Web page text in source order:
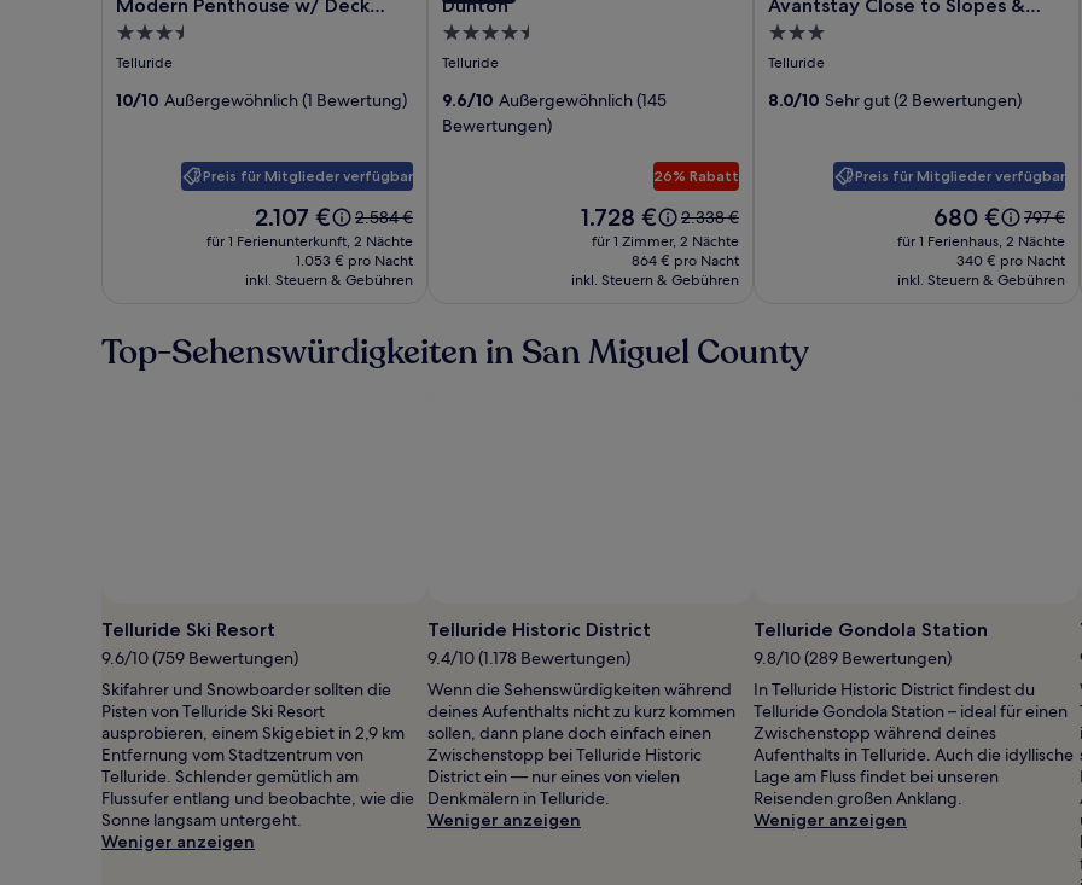
New
San
303
Avantstay
Modern
Street
Modern Penthouse w/ Deck
Overlooking Main Street
3.5-
Sterne-
Telluride
10/10 Außergewöhnlich (1 Bewertung)
Preis für Mitglieder verfügbar
Der
Preis
beträgt
2.107 €.
2.107 €
Der
alte
Preis
war
weitere
Informationen
2.584 €
für 1 Ferienunterkunft, 2 Nächte
1.053 € pro Nacht
inkl. Steuern & Gebühren
Relais
&
Lumière
by
Dunton
4.5-
Sterne-
Telluride
9.6/10 Außergewöhnlich (145
Bewertungen)
26% Rabatt
Der
Preis
beträgt
1.728 €.
1.728 €
Der
alte
Preis
war
weitere
Informationen
2.338 €
für 1 Zimmer, 2 Nächte
864 € pro Nacht
inkl. Steuern & Gebühren
Telluride
Lodge
by
Avantstay Close to Slopes &
Town!
3.0-
Sterne-
Telluride
8.0/10 Sehr gut (2 Bewertungen)
Preis für Mitglieder verfügbar
Der
Preis
beträgt
680 €.
680 €
Der
alte
Preis
war
797 €
für 1 Ferienhaus, 2 Nächte
340 € pro Nacht
inkl. Steuern & Gebühren
Top-Sehenswürdigkeiten in San Miguel County
Foto
von
Ben
Eng/Telluride
Ski
Resort
Telluride Ski Resort
9.6/10 (759 Bewertungen)
Skifahrer und Snowboarder sollten die
Pisten von Telluride Ski Resort
ausprobieren, einem Skigebiet in 2,9 km
Entfernung vom Stadtzentrum von
Telluride. Schlender gemütlich am
Flussufer entlang und beobachte, wie die
Sonne langsam untergeht.
Weniger anzeigen
Foto
von
Charlie
Devada
Telluride Historic District
9.4/10 (1.178 Bewertungen)
Wenn die Sehenswürdigkeiten während
deines Aufenthalts nicht zu kurz kommen
sollen, dann plane doch einfach einen
Zwischenstopp bei Telluride Historic
District ein — nur eines von vielen
Denkmälern in Telluride.
Weniger anzeigen
Telluride Gondola Station
9.8/10 (289 Bewertungen)
In Telluride Historic District findest du
Telluride Gondola Station – ideal für einen
Zwischenstopp während deines
Aufenthalts in Telluride. Auch die idyllische
Lage am Fluss findet bei unseren
Reisenden großen Anklang.
Weniger anzeigen